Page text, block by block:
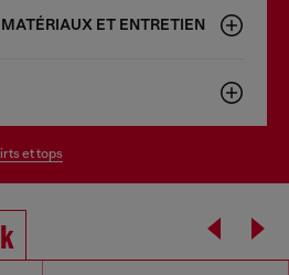
ET ENTRETIEN
et tops